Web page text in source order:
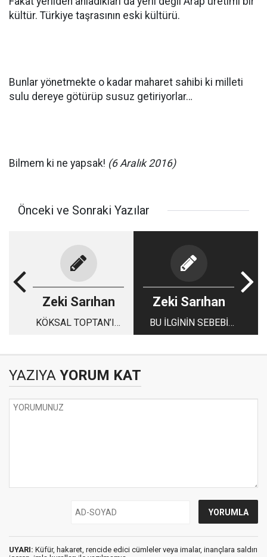
kültür. Türkiye taşrasının eski kültürü.
Bunlar yönetmekte o kadar maharet sahibi ki milleti
sulu dereye götürüp susuz getiriyorlar…
Bilmem ki ne yapsak! (6 Aralık 2016)
Önceki ve Sonraki Yazılar
Zeki Sarıhan
KÖKSAL TOPTAN’IN
Zeki Sarıhan
BU İLGİNİN SEBEBİ
NEDİR?
YAZIYA YORUM KAT
UYARI: Küfür, hakaret, rencide edici cümleler veya imalar, inançlara saldırı